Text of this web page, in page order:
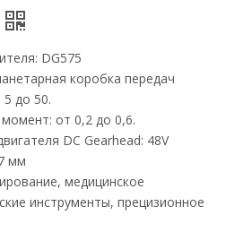
DG575
коробка передач
5 до 50.
от 0,2 до 0,6.
DC Gearhead: 48V
мм
медицинское
инструменты, прецизионное